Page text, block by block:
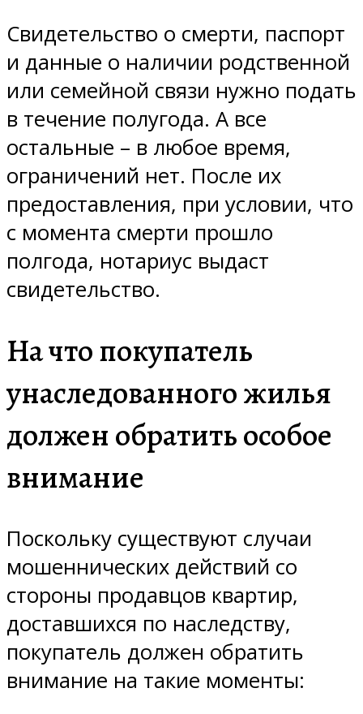
Свидетельство о смерти, паспорт
и данные о наличии родственной
или семейной связи нужно подать
в течение полугода. А все
остальные – в любое время,
ограничений нет. После их
предоставления, при условии, что
с момента смерти прошло
полгода, нотариус выдаст
свидетельство.
На что покупатель
унаследованного жилья
должен обратить особое
внимание
Поскольку существуют случаи
мошеннических действий со
стороны продавцов квартир,
доставшихся по наследству,
покупатель должен обратить
внимание на такие моменты: